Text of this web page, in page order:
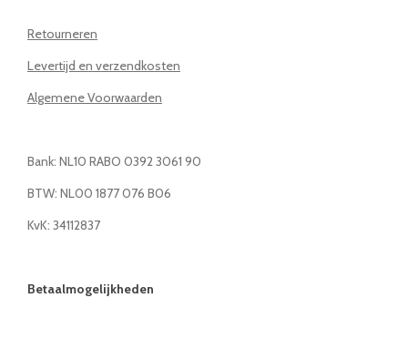
Retourneren
Levertijd en verzendkosten
Algemene Voorwaarden
Bank: NL10 RABO 0392 3061 90
BTW: NL00 1877 076 B06
KvK: 34112837
Betaalmogelijkheden